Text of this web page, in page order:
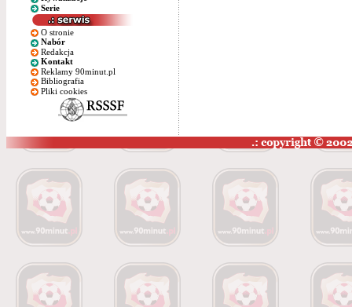
Serie
O stronie
Nabór
Redakcja
Kontakt
Reklamy 90minut.pl
Bibliografia
Pliki cookies